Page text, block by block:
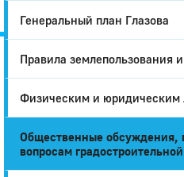
Город
Глазов
Генеральный план Глазова
Правила землепользования
Физическим и юридическим
Общественные обсуждения,
вопросам